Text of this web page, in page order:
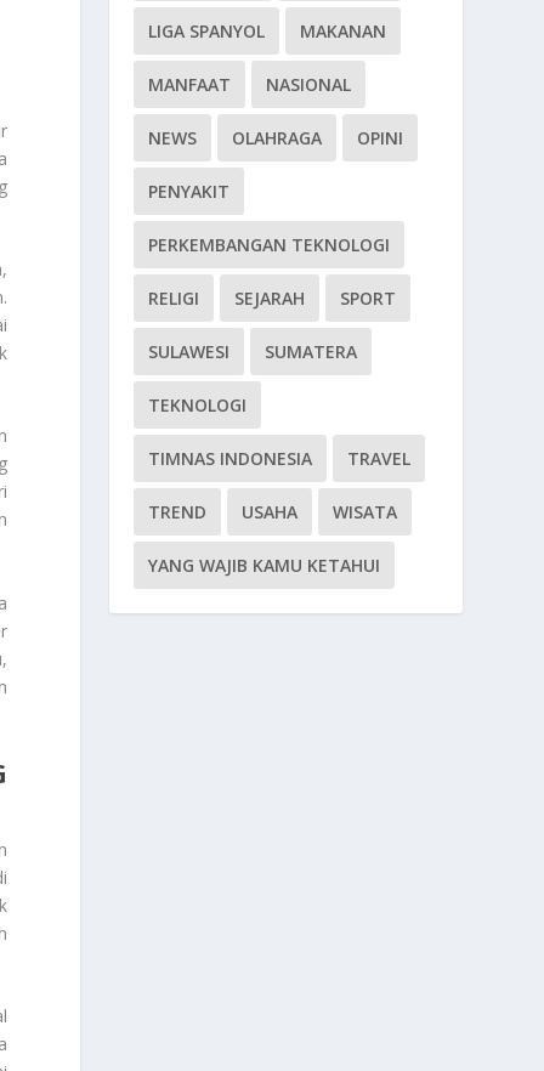
LIGA SPANYOL MAKANAN
MANFAAT NASIONAL
NEWS OLAHRAGA OPINI
PENYAKIT
PERKEMBANGAN TEKNOLOGI
RELIGI SEJARAH SPORT
SULAWESI SUMATERA
TEKNOLOGI
TIMNAS INDONESIA TRAVEL
TREND USAHA WISATA
YANG WAJIB KAMU KETAHUI